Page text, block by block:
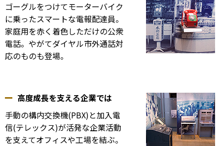
ゴーグルをつけてモーターバイク
に乗ったスマートな電報配達員。
家庭用を赤く着色しただけの公衆
電話。やがてダイヤル市外通話対
応のものも登場。
高度成長を支える企業では
手動の構内交換機(PBX)と加入電
信(テレックス)が活発な企業活動
を支えてオフィスや工場を結ぶ。